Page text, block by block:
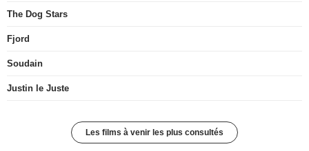
The Dog Stars
Fjord
Soudain
Justin le Juste
Les films à venir les plus consultés